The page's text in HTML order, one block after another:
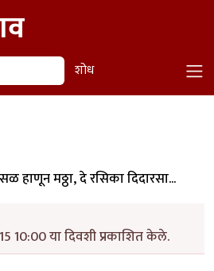
शोध
हाणून मठ्ठा, दे रसिका दिदारसा...
10:00 या दिवशी प्रकाशित केले.